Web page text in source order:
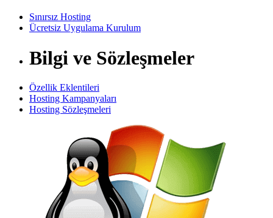
Sınırsız Hosting
Ücretsiz Uygulama Kurulum
Bilgi ve Sözleşmeler
Özellik Eklentileri
Hosting Kampanyaları
Hosting Sözleşmeleri